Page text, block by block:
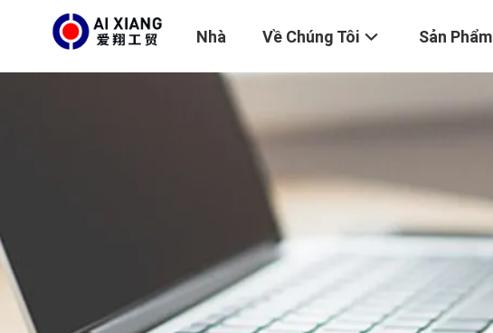
Nhà Về Chúng Tôi Sản Phẩm